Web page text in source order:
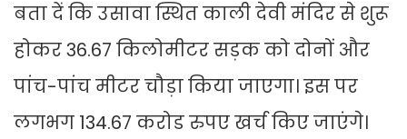
बता दें कि उसावा स्थित काली देवी मंदिर से शुरू
होकर 36.67 किलोमीटर सड़क को दोनों और
पांच-पांच मीटर चौड़ा किया जाएगा। इस पर
लगभग 134.67 करोड रुपए खर्च किए जाएंगे।